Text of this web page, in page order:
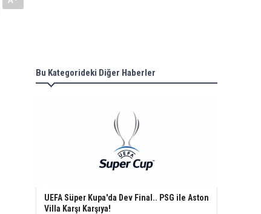
Bu Kategorideki Diğer Haberler
UEFA Süper Kupa'da Dev Final.. PSG ile Aston
Villa Karşı Karşıya!